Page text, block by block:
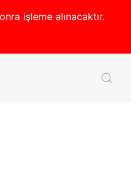
işleme alınacaktır.